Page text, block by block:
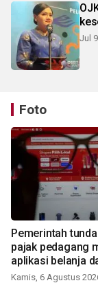
Jul
Foto
Pemerintah
pajak pedagang
aplikasi belanja
Kamis, 6 Agustus